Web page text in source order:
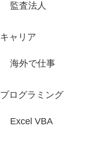
監査法人
キャリア
海外で仕事
プログラミング
Excel VBA